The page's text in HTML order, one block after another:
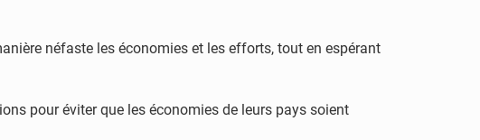
néfaste les économies et les efforts, tout en espérant
pour éviter que les économies de leurs pays soient